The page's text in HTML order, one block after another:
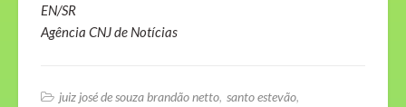
EN/SR
Agência CNJ de Notícias
juiz josé de souza brandão netto santo estevão